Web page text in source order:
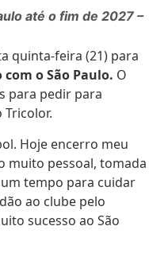
até o fim de 2027 –
quinta-feira (21) para
o São Paulo. O
para pedir para
Hoje encerro meu
muito pessoal, tomada
tempo para cuidar
ao clube pelo
sucesso ao São